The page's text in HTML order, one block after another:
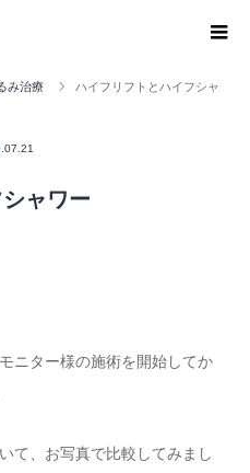
み治療
ハイフリフトとハイフシャ
ャワー
ニター様の施術を開始してか
て、お写真で比較してみまし